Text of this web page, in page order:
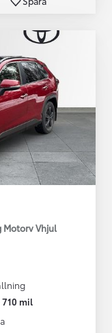
Motorv Vhjul
710 mil